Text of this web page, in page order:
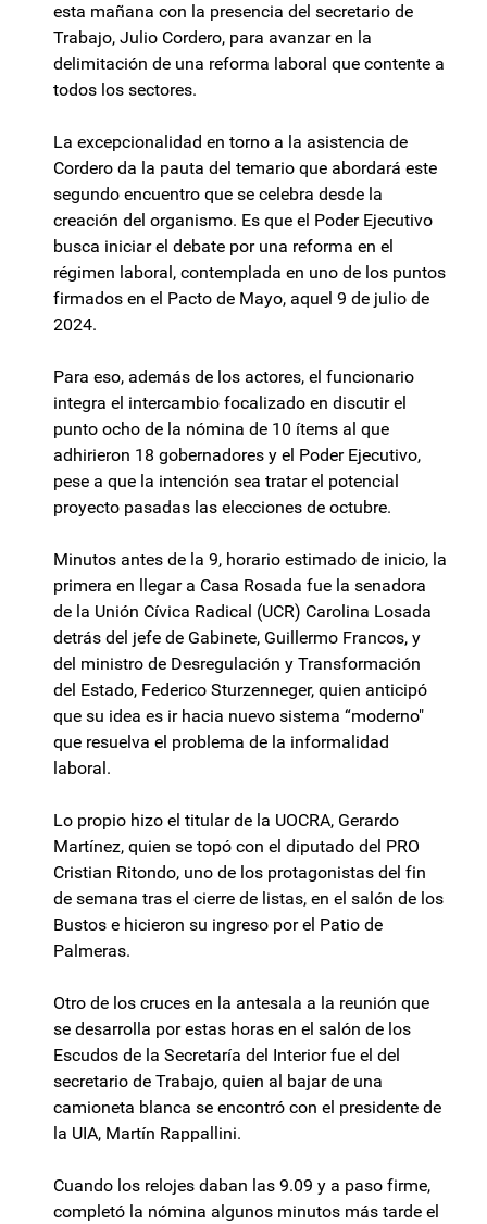
esta mañana con la presencia del secretario de
Trabajo, Julio Cordero, para avanzar en la
delimitación de una reforma laboral que contente a
todos los sectores.
La excepcionalidad en torno a la asistencia de
Cordero da la pauta del temario que abordará este
segundo encuentro que se celebra desde la
creación del organismo. Es que el Poder Ejecutivo
busca iniciar el debate por una reforma en el
régimen laboral, contemplada en uno de los puntos
firmados en el Pacto de Mayo, aquel 9 de julio de
2024.
Para eso, además de los actores, el funcionario
integra el intercambio focalizado en discutir el
punto ocho de la nómina de 10 ítems al que
adhirieron 18 gobernadores y el Poder Ejecutivo,
pese a que la intención sea tratar el potencial
proyecto pasadas las elecciones de octubre.
Minutos antes de la 9, horario estimado de inicio, la
primera en llegar a Casa Rosada fue la senadora
de la Unión Cívica Radical (UCR) Carolina Losada
detrás del jefe de Gabinete, Guillermo Francos, y
del ministro de Desregulación y Transformación
del Estado, Federico Sturzenneger, quien anticipó
que su idea es ir hacia nuevo sistema “moderno"
que resuelva el problema de la informalidad
laboral.
Lo propio hizo el titular de la UOCRA, Gerardo
Martínez, quien se topó con el diputado del PRO
Cristian Ritondo, uno de los protagonistas del fin
de semana tras el cierre de listas, en el salón de los
Bustos e hicieron su ingreso por el Patio de
Palmeras.
Otro de los cruces en la antesala a la reunión que
se desarrolla por estas horas en el salón de los
Escudos de la Secretaría del Interior fue el del
secretario de Trabajo, quien al bajar de una
camioneta blanca se encontró con el presidente de
la UIA, Martín Rappallini.
Cuando los relojes daban las 9.09 y a paso firme,
completó la nómina algunos minutos más tarde el